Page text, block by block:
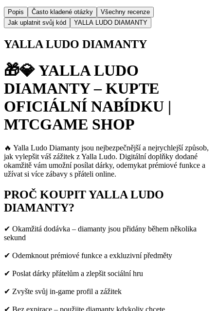
Popis Často kladené otázky
Všechny recenze
Jak uplatnit svůj kód
YALLA LUDO DIAMANTY
YALLA LUDO DIAMANTY
🎁💎 YALLA LUDO
DIAMANTY – KUPTE
OFICIÁLNÍ NABÍDKU |
MTCGAME SHOP
🔥 Yalla Ludo Diamanty jsou nejbezpečnější a nejrychlejší způsob,
jak vylepšit váš zážitek z Yalla Ludo. Digitální doplňky dodané
okamžitě vám umožní posílat dárky, odemykat prémiové funkce a
užívat si více zábavy s přáteli online.
PROČ KOUPIT YALLA LUDO
DIAMANTY?
✔ Okamžitá dodávka – diamanty jsou přidány během několika
sekund
✔ Odemknout prémiové funkce a exkluzivní předměty
✔ Poslat dárky přátelům a zlepšit sociální hru
✔ Zvyšte svůj in-game profil a zážitek
✔ Bez expirace – použijte diamanty kdykoliv chcete